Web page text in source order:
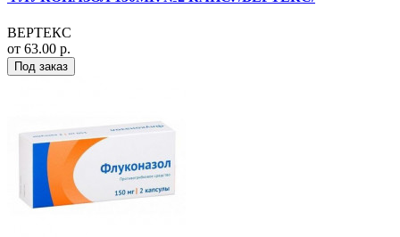
ВЕРТЕКС
от 63.00 р.
Под заказ